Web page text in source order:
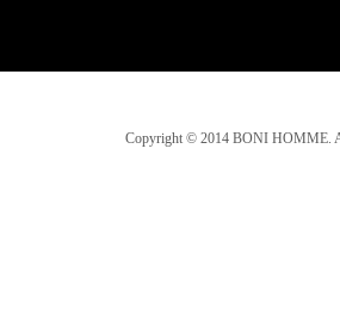
Copyright © 2014 BONI HOMME.